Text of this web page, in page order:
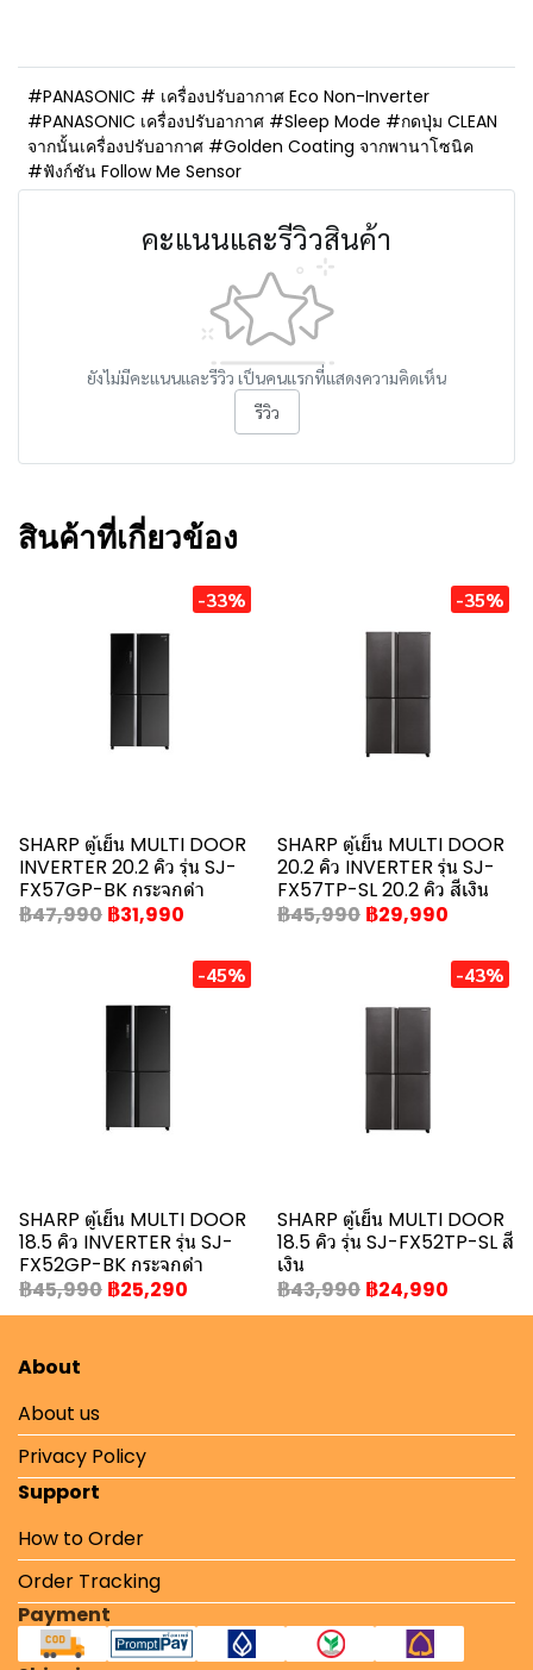
#PANASONIC # เครื่องปรับอากาศ Eco Non-Inverter
#PANASONIC เครื่องปรับอากาศ #Sleep Mode #กดปุ่ม CLEAN
จากนั้นเครื่องปรับอากาศ #Golden Coating จากพานาโซนิค
#ฟังก์ชัน Follow Me Sensor
คะแนนและรีวิวสินค้า
ยังไม่มีคะแนนและรีวิว เป็นคนแรกที่แสดงความคิดเห็น
รีวิว
สินค้าที่เกี่ยวข้อง
-33%
SHARP ตู้เย็น MULTI DOOR
INVERTER 20.2 คิว รุ่น SJ-
FX57GP-BK กระจกดำ
฿47,990 ฿31,990
-35%
SHARP ตู้เย็น MULTI DOOR
20.2 คิว INVERTER รุ่น SJ-
FX57TP-SL 20.2 คิว สีเงิน
฿45,990 ฿29,990
-45%
SHARP ตู้เย็น MULTI DOOR
18.5 คิว INVERTER รุ่น SJ-
FX52GP-BK กระจกดำ
฿45,990 ฿25,290
-43%
SHARP ตู้เย็น MULTI DOOR
18.5 คิว รุ่น SJ-FX52TP-SL สี
เงิน
฿43,990 ฿24,990
About
About us
Privacy Policy
Support
How to Order
Order Tracking
Payment